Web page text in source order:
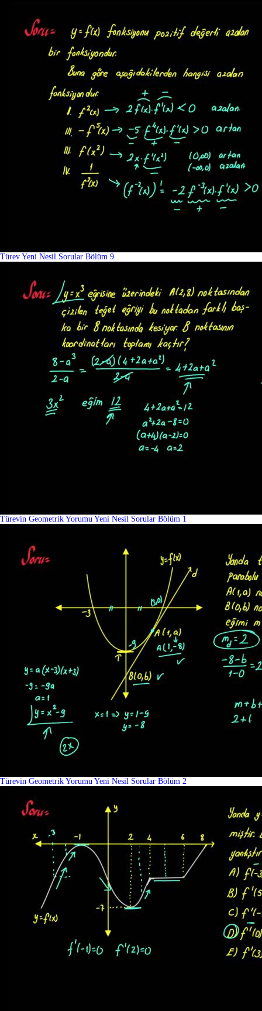
Türev Yeni Nesil Sorular Bölüm 9
Türevin Geometrik Yorumu Yeni Nesil Sorular Bölüm 1
Türevin Geometrik Yorumu Yeni Nesil Sorular Bölüm 2